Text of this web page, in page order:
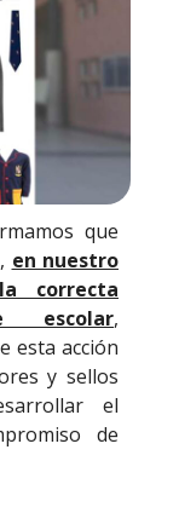
que
en nuestro
correcta
escolar,
esta acción
y sellos
el
de